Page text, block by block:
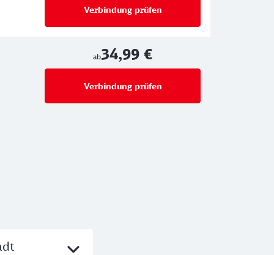
Verbindung prüfen
ab34,99 €
Verbindung prüfen